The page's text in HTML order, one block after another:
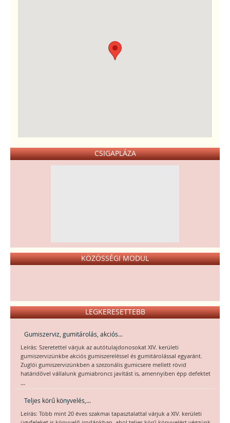
CSIGAPLÁZA
KÖZÖSSÉGI MODUL
LEGKERESETTEBB
Gumiszerviz, gumitárolás, akciós...
Leírás: Szeretettel várjuk az autótulajdonosokat XIV. kerületi
gumiszervizünkbe akciós gumiszereléssel és gumitárolással egyaránt.
Zuglói gumiszervizünkben a szezonális gumicsere mellett rövid
határidővel vállalunk gumiabroncs javítást is, amennyiben épp defektet
...
Teljes körű könyvelés,...
Leírás: Több mint 20 éves szakmai tapasztalattal várjuk a XIV. kerületi